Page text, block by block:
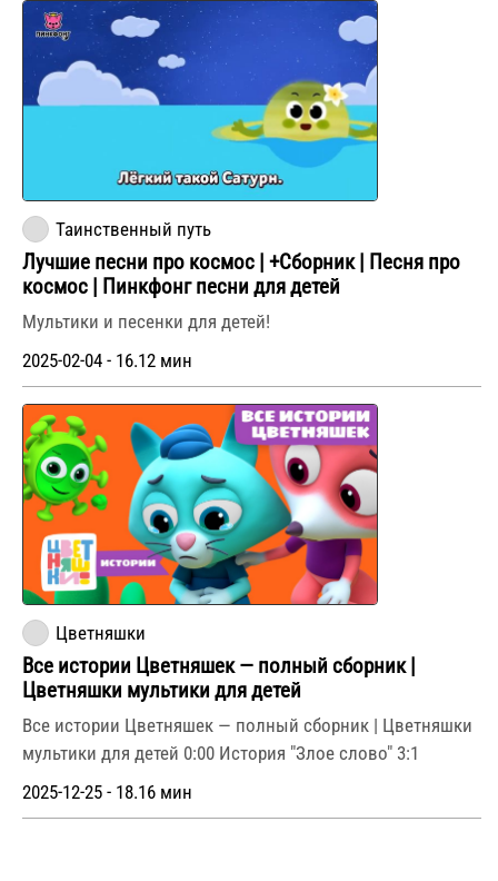
Таинственный путь
Лучшие песни про космос | +Сборник | Песня про
космос | Пинкфонг песни для детей
Мультики и песенки для детей!
2025-02-04 - 16.12 мин
Цветняшки
Все истории Цветняшек — полный сборник |
Цветняшки мультики для детей
Все истории Цветняшек — полный сборник | Цветняшки
мультики для детей 0:00 История "Злое слово" 3:1
2025-12-25 - 18.16 мин